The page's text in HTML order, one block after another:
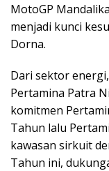
MotoGP
menjadi kunci
Dorna.
Dari sektor
Pertamina Patra
komitmen
Tahun lalu
kawasan sirkuit
Tahun ini,